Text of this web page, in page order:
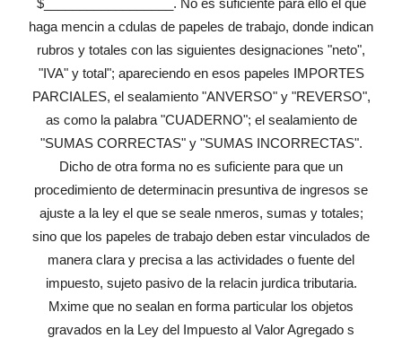
$__________________. No es suficiente para ello el que
haga mencin a cdulas de papeles de trabajo, donde indican
rubros y totales con las siguientes designaciones "neto",
"IVA" y total"; apareciendo en esos papeles IMPORTES
PARCIALES, el sealamiento "ANVERSO" y "REVERSO",
as como la palabra "CUADERNO"; el sealamiento de
"SUMAS CORRECTAS" y "SUMAS INCORRECTAS".
Dicho de otra forma no es suficiente para que un
procedimiento de determinacin presuntiva de ingresos se
ajuste a la ley el que se seale nmeros, sumas y totales;
sino que los papeles de trabajo deben estar vinculados de
manera clara y precisa a las actividades o fuente del
impuesto, sujeto pasivo de la relacin jurdica tributaria.
Mxime que no sealan en forma particular los objetos
gravados en la Ley del Impuesto al Valor Agregado s